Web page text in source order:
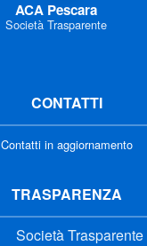
ACA Pescara
Società Trasparente
CONTATTI
Contatti in aggiornamento
TRASPARENZA
Società Trasparente